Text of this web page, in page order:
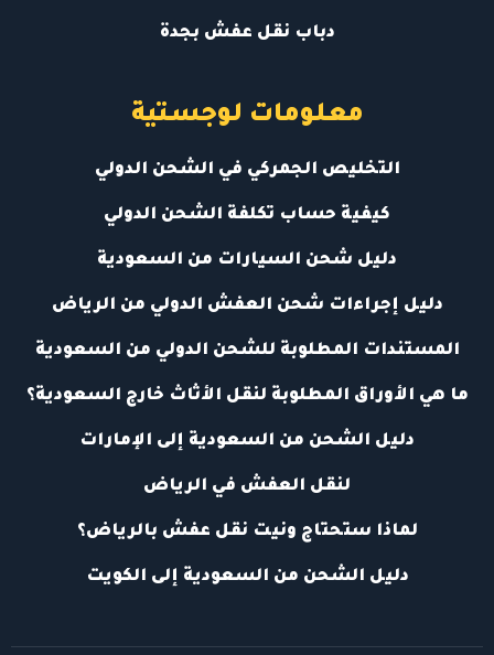
دباب نقل عفش بجدة
معلومات لوجستية
التخليص الجمركي في الشحن الدولي
كيفية حساب تكلفة الشحن الدولي
دليل شحن السيارات من السعودية
دليل إجراءات شحن العفش الدولي من الرياض
المستندات المطلوبة للشحن الدولي من السعودية
ما هي الأوراق المطلوبة لنقل الأثاث خارج السعودية؟
دليل الشحن من السعودية إلى الإمارات
لنقل العفش في الرياض
لماذا ستحتاج ونيت نقل عفش بالرياض؟
دليل الشحن من السعودية إلى الكويت